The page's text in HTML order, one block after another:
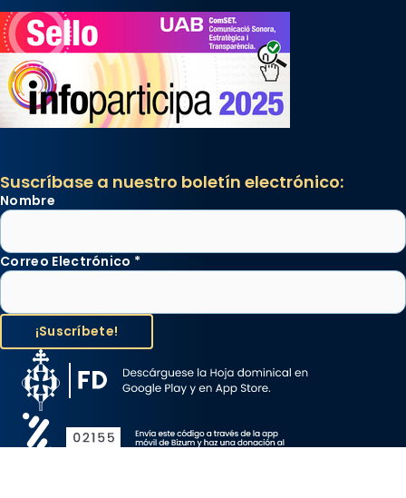
Suscríbase a nuestro boletín electrónico:
Nombre
Correo Electrónico *